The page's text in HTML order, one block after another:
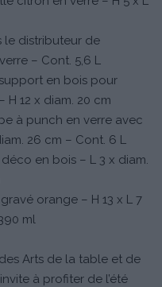
le distributeur de
– Cont. 5,6 L
en bois pour
12 x diam. 20 cm
à punch en verre avec
26 cm – Cont. 6 L
en bois – L 3 x diam.
orange – H 13 x L 7
ml
Arts de la table et de
à profiter de l’été